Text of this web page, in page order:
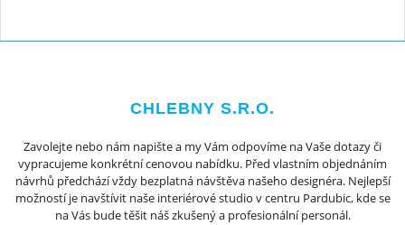
CHLEBNY S.R.O.
Zavolejte nebo nám napište a my Vám odpovíme na Vaše dotazy či
vypracujeme konkrétní cenovou nabídku. Před vlastním objednáním
návrhů předchází vždy bezplatná návštěva našeho designéra. Nejlepší
možností je navštívit naše interiérové studio v centru Pardubic, kde se
na Vás bude těšit náš zkušený a profesionální personál.